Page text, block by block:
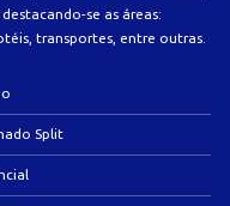
se as áreas:
transportes, entre outras.
Split